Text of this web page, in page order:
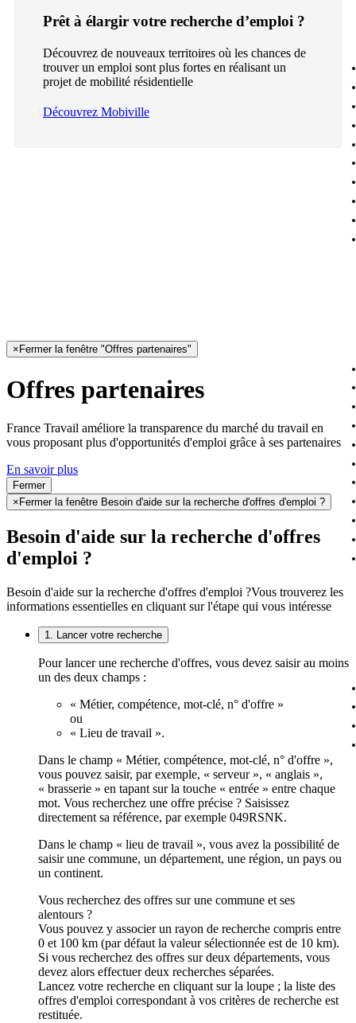
Prêt à élargir votre recherche d’emploi ?
Découvrez de nouveaux territoires où les chances de
trouver un emploi sont plus fortes en réalisant un
projet de mobilité résidentielle
Découvrez Mobiville
× Fermer la fenêtre "Offres partenaires"
Offres partenaires
France Travail améliore la transparence du marché du travail en
vous proposant plus d'opportunités d'emploi grâce à ses partenaires
En savoir plus
Fermer
× Fermer la fenêtre Besoin d'aide sur la recherche d'offres d'emploi ?
Besoin d'aide sur la recherche d'offres
d'emploi ?
Besoin d'aide sur la recherche d'offres d'emploi ?Vous trouverez les
informations essentielles en cliquant sur l'étape qui vous intéresse
1. Lancer votre recherche
Pour lancer une recherche d'offres, vous devez saisir au moins
un des deux champs :
« Métier, compétence, mot-clé, n° d'offre »
ou
« Lieu de travail ».
Dans le champ « Métier, compétence, mot-clé, n° d'offre »,
vous pouvez saisir, par exemple, « serveur », « anglais »,
« brasserie » en tapant sur la touche « entrée » entre chaque
mot. Vous recherchez une offre précise ? Saisissez
directement sa référence, par exemple 049RSNK.
Dans le champ « lieu de travail », vous avez la possibilité de
saisir une commune, un département, une région, un pays ou
un continent.
Vous recherchez des offres sur une commune et ses
alentours ?
Vous pouvez y associer un rayon de recherche compris entre
0 et 100 km (par défaut la valeur sélectionnée est de 10 km).
Si vous recherchez des offres sur deux départements, vous
devez alors effectuer deux recherches séparées.
Lancez votre recherche en cliquant sur la loupe ; la liste des
offres d'emploi correspondant à vos critères de recherche est
restituée.